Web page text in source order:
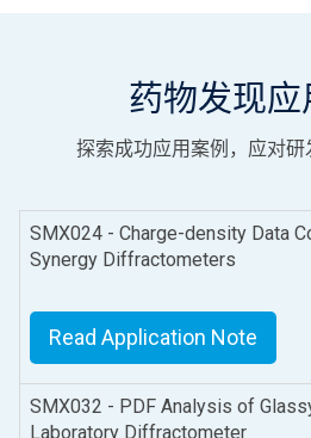
药物发现应
探索成功应用案例，应对
SMX024 - Charge-density Data
Synergy Diffractometers
Read Application Note
SMX032 - PDF Analysis of
Laboratory Diffractometer